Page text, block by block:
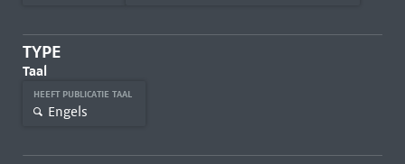
TYPE
Taal
HEEFT PUBLICATIE TAAL
Engels